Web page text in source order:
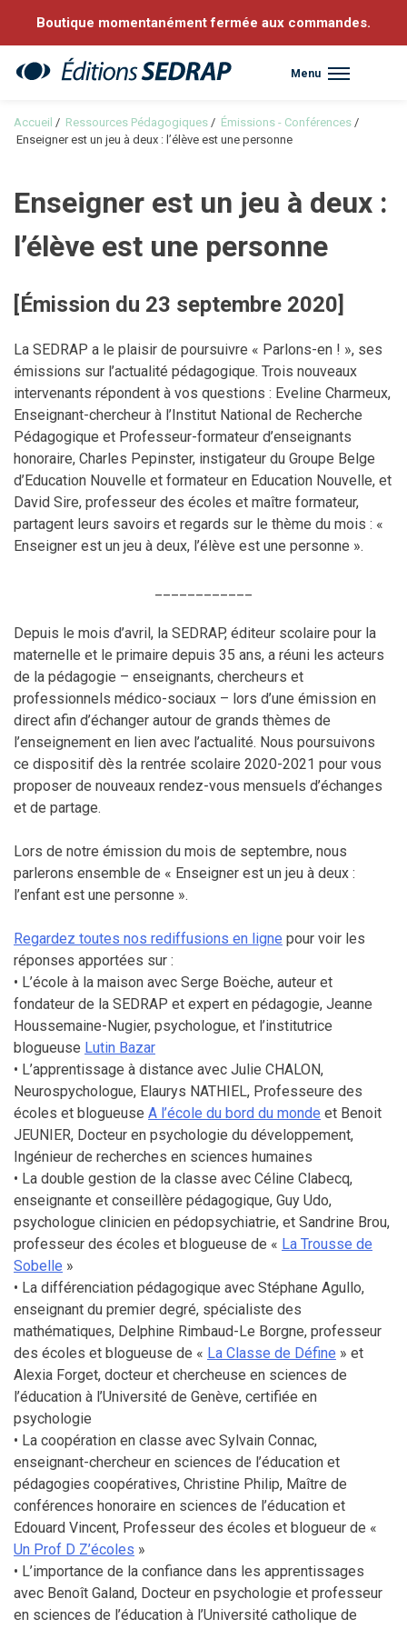
Boutique momentanément fermée aux commandes.
Sedrap
Menu
Accueil / Ressources Pédagogiques / Émissions - Conférences /
Enseigner est un jeu à deux : l’élève est une personne
Enseigner est un jeu à deux :
l’élève est une personne
[Émission du 23 septembre 2020]
La SEDRAP a le plaisir de poursuivre « Parlons-en ! », ses
émissions sur l’actualité pédagogique. Trois nouveaux
intervenants répondent à vos questions : Eveline Charmeux,
Enseignant-chercheur à l’Institut National de Recherche
Pédagogique et Professeur-formateur d’enseignants
honoraire, Charles Pepinster, instigateur du Groupe Belge
d’Education Nouvelle et formateur en Education Nouvelle, et
David Sire, professeur des écoles et maître formateur,
partagent leurs savoirs et regards sur le thème du mois : «
Enseigner est un jeu à deux, l’élève est une personne ».
Depuis le mois d’avril, la SEDRAP, éditeur scolaire pour la
maternelle et le primaire depuis 35 ans, a réuni les acteurs
de la pédagogie – enseignants, chercheurs et
professionnels médico-sociaux – lors d’une émission en
direct afin d’échanger autour de grands thèmes de
l’enseignement en lien avec l’actualité. Nous poursuivons
ce dispositif dès la rentrée scolaire 2020-2021 pour vous
proposer de nouveaux rendez-vous mensuels d’échanges
et de partage.
Lors de notre émission du mois de septembre, nous
parlerons ensemble de « Enseigner est un jeu à deux :
l’enfant est une personne ».
Regardez toutes nos rediffusions en ligne pour voir les
réponses apportées sur :
• L’école à la maison avec Serge Boëche, auteur et
fondateur de la SEDRAP et expert en pédagogie, Jeanne
Houssemaine-Nugier, psychologue, et l’institutrice
blogueuse Lutin Bazar
• L’apprentissage à distance avec Julie CHALON,
Neurospychologue, Elaurys NATHIEL, Professeure des
écoles et blogueuse A l’école du bord du monde et Benoit
JEUNIER, Docteur en psychologie du développement,
Ingénieur de recherches en sciences humaines
• La double gestion de la classe avec Céline Clabecq,
enseignante et conseillère pédagogique, Guy Udo,
psychologue clinicien en pédopsychiatrie, et Sandrine Brou,
professeur des écoles et blogueuse de « La Trousse de
Sobelle »
• La différenciation pédagogique avec Stéphane Agullo,
enseignant du premier degré, spécialiste des
mathématiques, Delphine Rimbaud-Le Borgne, professeur
des écoles et blogueuse de « La Classe de Défine » et
Alexia Forget, docteur et chercheuse en sciences de
l’éducation à l’Université de Genève, certifiée en
psychologie
• La coopération en classe avec Sylvain Connac,
enseignant-chercheur en sciences de l’éducation et
pédagogies coopératives, Christine Philip, Maître de
conférences honoraire en sciences de l’éducation et
Edouard Vincent, Professeur des écoles et blogueur de «
Un Prof D Z’écoles »
• L’importance de la confiance dans les apprentissages
avec Benoît Galand, Docteur en psychologie et professeur
en sciences de l’éducation à l’Université catholique de